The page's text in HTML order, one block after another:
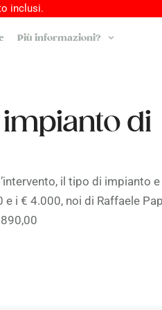
inclusi.
Più informazioni?
di
il tipo di impianto e
i € 4.000, noi di Raffaele